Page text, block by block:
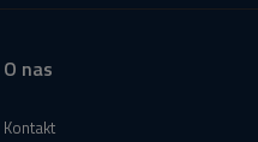
O nas
Kontakt